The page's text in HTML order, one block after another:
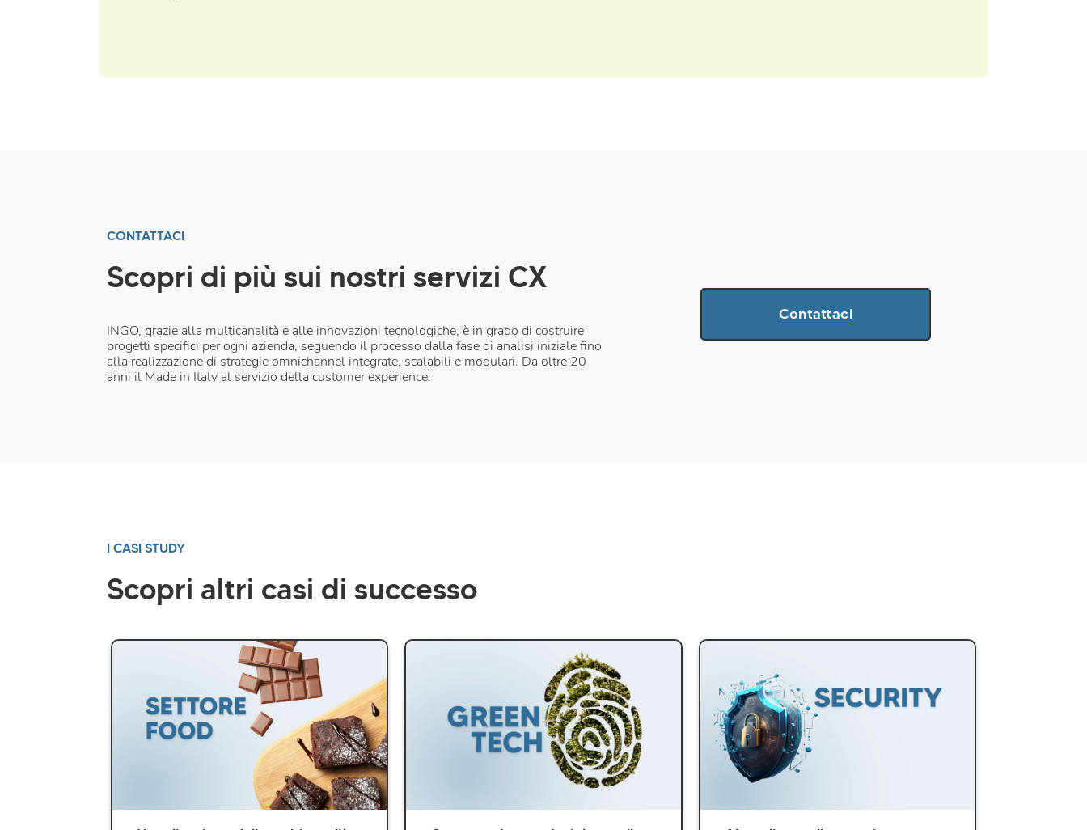
CONTATTACI
Scopri di più sui nostri servizi CX
INGO, grazie alla multicanalità e alle innovazioni tecnologiche, è in grado di costruire
progetti specifici per ogni azienda, seguendo il processo dalla fase di analisi iniziale fino
alla realizzazione di strategie omnichannel integrate, scalabili e modulari. Da oltre 20
anni il Made in Italy al servizio della customer experience.
Contattaci
I CASI STUDY
Scopri altri casi di successo